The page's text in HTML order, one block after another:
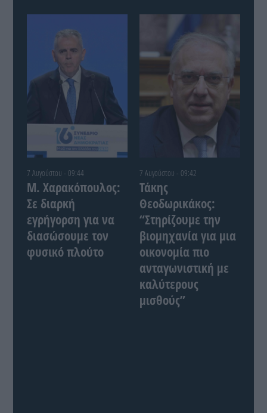
7 Αυγούστου - 09:44
Μ. Χαρακόπουλος:
Σε διαρκή
εγρήγορση για να
διασώσουμε τον
φυσικό πλούτο
7 Αυγούστου - 09:42
Τάκης
Θεοδωρικάκος:
“Στηρίζουμε την
βιομηχανία για μια
οικονομία πιο
ανταγωνιστική με
καλύτερους
μισθούς”